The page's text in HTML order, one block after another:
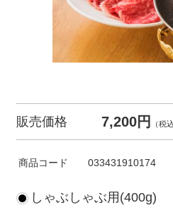
販売価格 7,200円 （税
商品コード 033431910174
しゃぶしゃぶ用(400g)